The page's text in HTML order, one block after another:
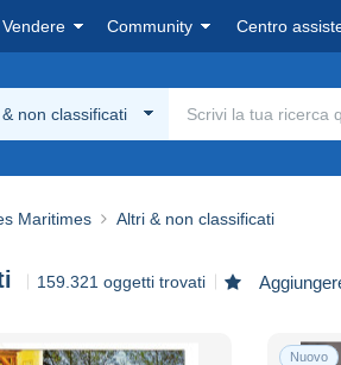
Vendere Community Centro
non classificati
Maritimes Altri & non classificati
159.321 oggetti trovati
Nuovo